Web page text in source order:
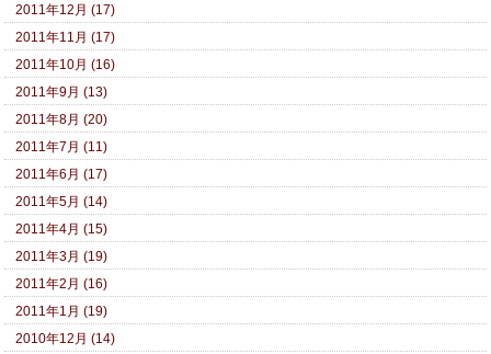
2011年12月 (17)
2011年11月 (17)
2011年10月 (16)
2011年9月 (13)
2011年8月 (20)
2011年7月 (11)
2011年6月 (17)
2011年5月 (14)
2011年4月 (15)
2011年3月 (19)
2011年2月 (16)
2011年1月 (19)
2010年12月 (14)